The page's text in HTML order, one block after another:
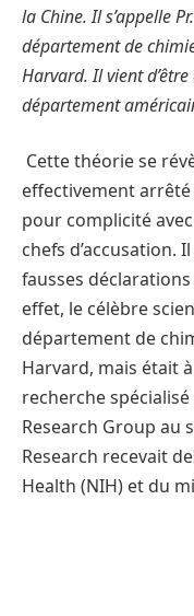
la Chine. Il s’appelle
département de
Harvard. Il vient
département
Cette théorie se
effectivement
pour complicité avec
chefs d’accusation.
fausses
effet, le célèbre
département de
Harvard, mais était
recherche
Research Group au
Research recevait
Health (NIH) et du